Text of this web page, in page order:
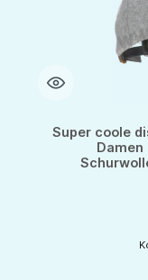
Super coole
Damen